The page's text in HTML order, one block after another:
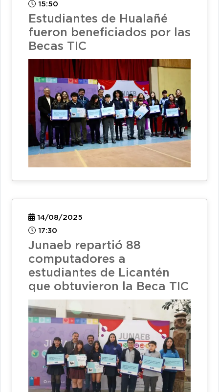
15:50
Estudiantes de Hualañé
fueron beneficiados por las
Becas TIC
14/08/2025
17:30
Junaeb repartió 88
computadores a
estudiantes de Licantén
que obtuvieron la Beca TIC